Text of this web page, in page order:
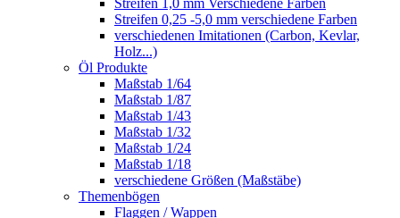
Streifen 1,0 mm Verschiedene Farben
Streifen 0,25 -5,0 mm verschiedene Farben
verschiedenen Imitationen (Carbon, Kevlar,
Holz...)
Öl Produkte
Maßstab 1/64
Maßstab 1/87
Maßstab 1/43
Maßstab 1/32
Maßstab 1/24
Maßstab 1/18
verschiedene Größen (Maßstäbe)
Themenbögen
Flaggen / Wappen